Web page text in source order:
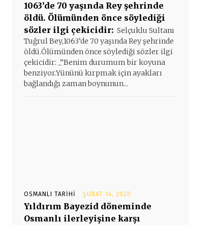
1063’de 70 yaşında Rey şehrinde
öldü. Ölümünden önce söylediği
sözler ilgi çekicidir: Selçuklu Sultanı
Tuğrul Bey,1063’de 70 yaşında Rey şehrinde
öldü.Ölümünden önce söylediği sözler ilgi
çekicidir: _”Benim durumum bir koyuna
benziyor.Yününü kırpmak için ayakları
bağlandığı zaman boynunun...
OSMANLI TARIHI ŞUBAT 14, 2020
Yıldırım Bayezid döneminde
Osmanlı ilerleyişine karşı